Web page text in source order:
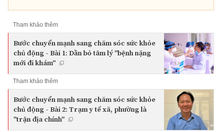
Tham khảo thêm
Bước chuyển mạnh sang chăm sóc sức khỏe
chủ động - Bài 1: Dần bỏ tâm lý "bệnh nặng
mới đi khám"
Tham khảo thêm
Bước chuyển mạnh sang chăm sóc sức khỏe
chủ động - Bài 2: Trạm y tế xã, phường là
"trận địa chính"